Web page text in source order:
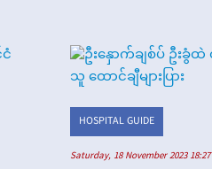
HOSPITAL GUIDE
Saturday, 18 November 2023 18:27